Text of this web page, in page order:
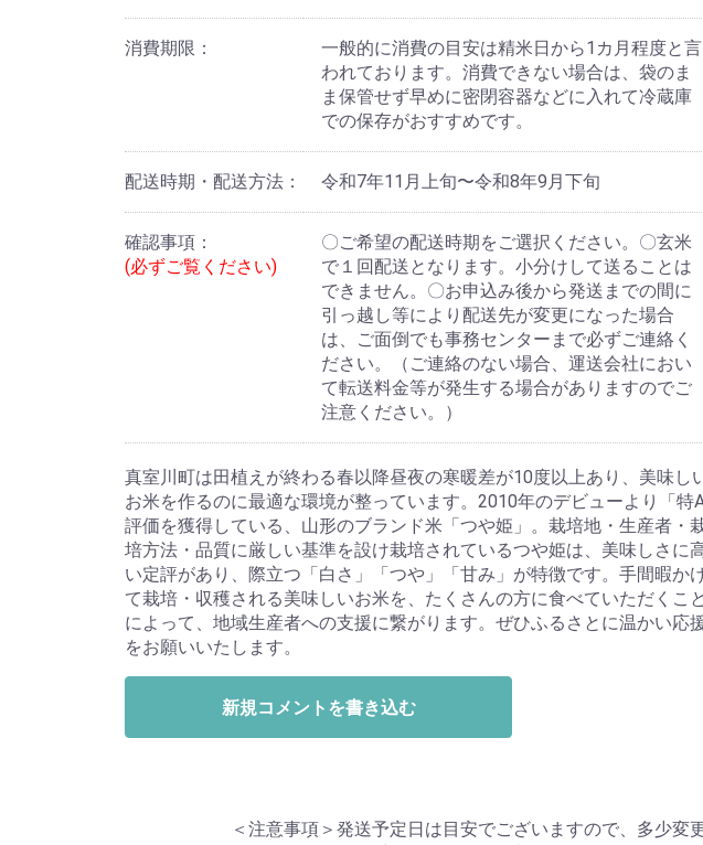
消費期限：
一般的に消費の目安は精米日から1カ月程度と言
われております。消費できない場合は、袋のま
ま保管せず早めに密閉容器などに入れて冷蔵庫
での保存がおすすめです。
配送時期・配送方法： 令和7年11月上旬〜令和8年9月下旬
確認事項：
(必ずご覧ください)
〇ご希望の配送時期をご選択ください。〇玄米
で１回配送となります。小分けして送ることは
できません。〇お申込み後から発送までの間に
引っ越し等により配送先が変更になった場合
は、ご面倒でも事務センターまで必ずご連絡く
ださい。（ご連絡のない場合、運送会社におい
て転送料金等が発生する場合がありますのでご
注意ください。）
真室川町は田植えが終わる春以降昼夜の寒暖差が10度以上あり、美味し
お米を作るのに最適な環境が整っています。2010年のデビューより「特A
評価を獲得している、山形のブランド米「つや姫」。栽培地・生産者・
培方法・品質に厳しい基準を設け栽培されているつや姫は、美味しさに
い定評があり、際立つ「白さ」「つや」「甘み」が特徴です。手間暇か
て栽培・収穫される美味しいお米を、たくさんの方に食べていただくこと
によって、地域生産者への支援に繋がります。ぜひふるさとに温かい応
をお願いいたします。
新規コメントを書き込む
＜注意事項＞発送予定日は目安でございますので、多少